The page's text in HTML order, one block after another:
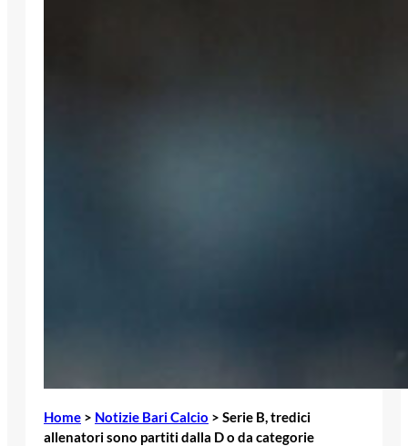
Home > Notizie Bari Calcio > Serie B, tredici
allenatori sono partiti dalla D o da categorie